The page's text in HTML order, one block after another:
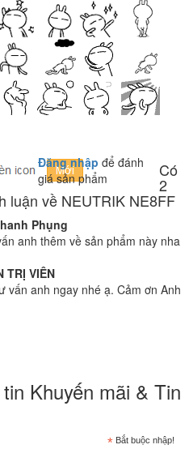
Đăng nhập để đánh
giá sản phẩm
Có
2
luận về NEUTRIK NE8FF
Phụng
anh thêm về sản phẩm này nha
TRỊ VIÊN
vấn anh ngay nhé ạ. Cảm ơn Anh
Khuyến mãi & Tin
* Bắt buộc nhập!